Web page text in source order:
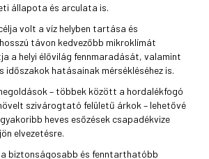
állapota és arculata is.
volt a víz helyben tartása és
távon kedvezőbb mikroklímát
a helyi élővilág fennmaradását, valamint
időszakok hatásainak mérsékléséhez is.
– többek között a hordalékfogó
szivárogtató felületű árkok – lehetővé
heves esőzések csapadékvize
elvezetésre.
a biztonságosabb és fenntarthatóbb